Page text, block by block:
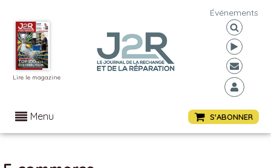
Lire le magazine
Événements
Menu S'ABONNER